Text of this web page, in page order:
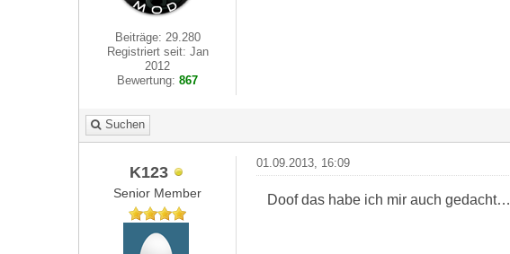
Beiträge: 29.280
Registriert seit: Jan
2012
Bewertung:867
Suchen
K123
Senior Member
01.09.2013, 16:09
Doof das habe ich mir auch gedacht…